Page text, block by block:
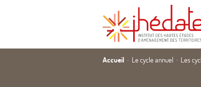
Accueil Le cycle annuel Les